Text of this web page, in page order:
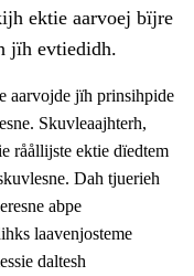
ektie aarvoej bïjre
jïh evtiedidh.
aarvojde jïh prinsihpide
Skuvleaajhterh,
råållijste ektie dïedtem
Dah tjuerieh
abpe
laavenjosteme
daltesh